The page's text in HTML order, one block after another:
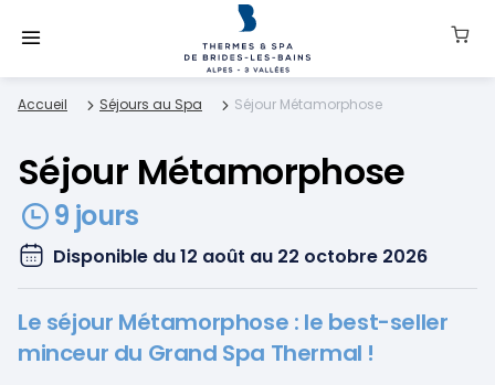
Accueil Séjours au Spa Séjour Métamorphose
Séjour Métamorphose
9 jours
Disponible du 12 août au 22 octobre 2026
Le séjour Métamorphose : le best-seller
minceur du Grand Spa Thermal !